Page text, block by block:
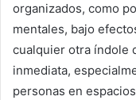
organizados, como
mentales, bajo
cualquier otra índole
inmediata,
personas en